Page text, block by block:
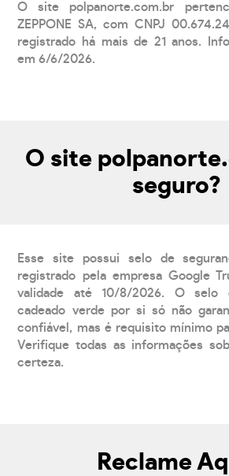
O site polpanorte.com.br
ZEPPONE SA, com CNPJ
registrado há mais de 21 anos.
em 6/6/2026.
O site
seguro?
Esse site possui selo de
registrado pela empresa Google
validade até 10/8/2026. O selo
cadeado verde por si só não
confiável, mas é requisito mínimo
Verifique todas as informações
certeza.
Reclame